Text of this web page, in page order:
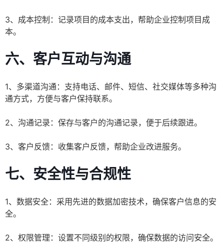
3、成本控制：记录项目的成本支出，帮助企业控制项目成
本。
六、客户互动与沟通
1、多渠道沟通：支持电话、邮件、短信、社交媒体等多种沟
通方式，方便与客户保持联系。
2、沟通记录：保存与客户的沟通记录，便于后续跟进。
3、客户反馈：收集客户反馈，帮助企业改进服务。
七、安全性与合规性
1、数据安全：采用先进的数据加密技术，确保客户信息的安
全。
2、权限管理：设置不同级别的权限，确保数据的访问安全。